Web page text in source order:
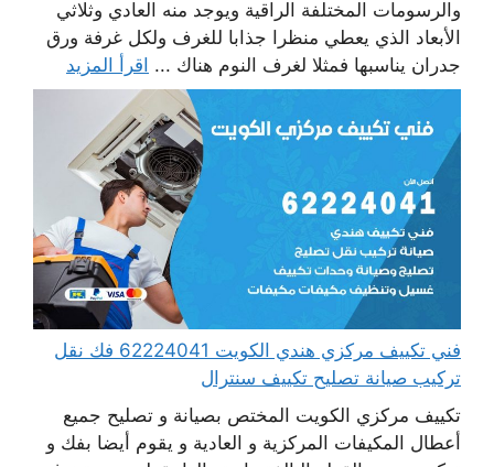
والرسومات المختلفة الراقية ويوجد منه العادي وثلاثي
الأبعاد الذي يعطي منظرا جذابا للغرف ولكل غرفة ورق
جدران يناسبها فمثلا لغرف النوم هناك ... اقرأ المزيد
فني تكييف مركزي هندي الكويت 62224041 فك نقل
تركيب صيانة تصليح تكييف سنترال
تكييف مركزي الكويت المختص بصيانة و تصليح جميع
أعطال المكيفات المركزية و العادية و يقوم أيضا بفك و